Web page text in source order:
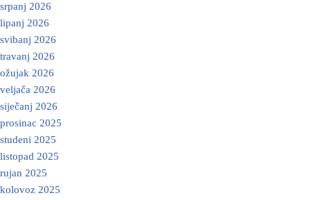
srpanj 2026
lipanj 2026
svibanj 2026
travanj 2026
ožujak 2026
veljača 2026
siječanj 2026
prosinac 2025
studeni 2025
listopad 2025
rujan 2025
kolovoz 2025